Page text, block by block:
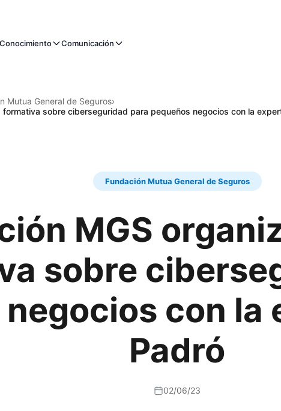
Conocimiento Comunicación
Mutua General de Seguros›
formativa sobre ciberseguridad para pequeños negocios con la
Fundación Mutua General de Seguros
MGS
sobre
con la
Padró
02/06/23